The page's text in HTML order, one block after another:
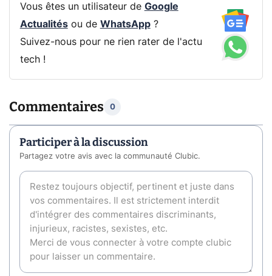
Vous êtes un utilisateur de Google
Actualitésou de WhatsApp?
Suivez-nous pour ne rien rater de l'actu
tech !
Commentaires 0
Participer à la discussion
Partagez votre avis avec la communauté Clubic.